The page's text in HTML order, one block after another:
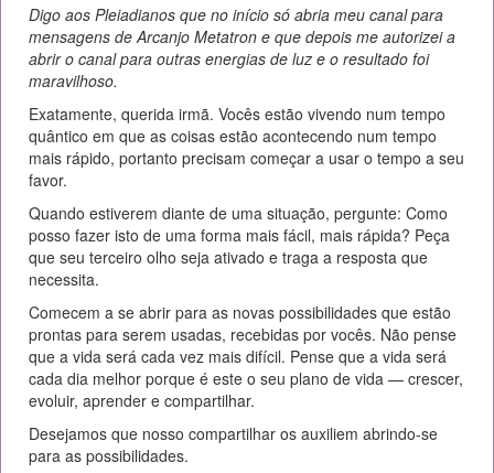
Digo aos Pleiadianos que no início só abria meu canal para
mensagens de Arcanjo Metatron e que depois me autorizei a
abrir o canal para outras energias de luz e o resultado foi
maravilhoso.
Exatamente, querida irmã. Vocês estão vivendo num tempo
quântico em que as coisas estão acontecendo num tempo
mais rápido, portanto precisam começar a usar o tempo a seu
favor.
Quando estiverem diante de uma situação, pergunte: Como
posso fazer isto de uma forma mais fácil, mais rápida? Peça
que seu terceiro olho seja ativado e traga a resposta que
necessita.
Comecem a se abrir para as novas possibilidades que estão
prontas para serem usadas, recebidas por vocês. Não pense
que a vida será cada vez mais difícil. Pense que a vida será
cada dia melhor porque é este o seu plano de vida — crescer,
evoluir, aprender e compartilhar.
Desejamos que nosso compartilhar os auxiliem abrindo-se
para as possibilidades.